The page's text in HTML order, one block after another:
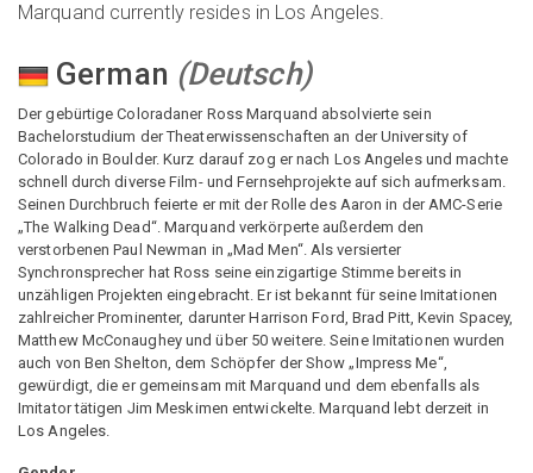
Marquand currently resides in Los Angeles.
German (Deutsch)
Der gebürtige Coloradaner Ross Marquand absolvierte sein
Bachelorstudium der Theaterwissenschaften an der University of
Colorado in Boulder. Kurz darauf zog er nach Los Angeles und machte
schnell durch diverse Film- und Fernsehprojekte auf sich aufmerksam.
Seinen Durchbruch feierte er mit der Rolle des Aaron in der AMC-Serie
„The Walking Dead“. Marquand verkörperte außerdem den
verstorbenen Paul Newman in „Mad Men“. Als versierter
Synchronsprecher hat Ross seine einzigartige Stimme bereits in
unzähligen Projekten eingebracht. Er ist bekannt für seine Imitationen
zahlreicher Prominenter, darunter Harrison Ford, Brad Pitt, Kevin Spacey,
Matthew McConaughey und über 50 weitere. Seine Imitationen wurden
auch von Ben Shelton, dem Schöpfer der Show „Impress Me“,
gewürdigt, die er gemeinsam mit Marquand und dem ebenfalls als
Imitator tätigen Jim Meskimen entwickelte. Marquand lebt derzeit in
Los Angeles.